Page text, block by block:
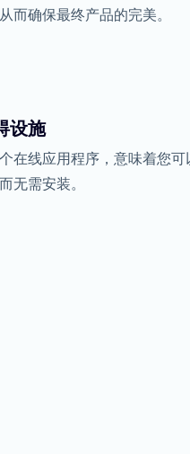
而确保最终产品的完美。
设施
在线应用程序，意味着您
无需安装。